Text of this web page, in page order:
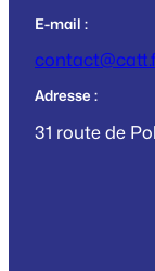
E-mail :
Adresse :
31 route de